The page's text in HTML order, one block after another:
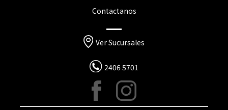
Contactanos
Ver Sucursales
2406 5701